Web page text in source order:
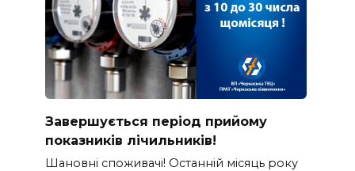
Завершується період прийому
показників лічильників!
Шановні споживачі! Останній місяць року